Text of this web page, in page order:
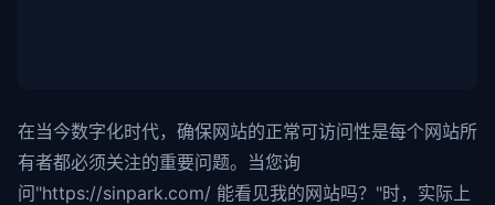
在当今数字化时代，确保网站的正常可访问性是每个网站所
有者都必须关注的重要问题。当您询
问"https://sinpark.com/ 能看见我的网站吗？"时，实际上